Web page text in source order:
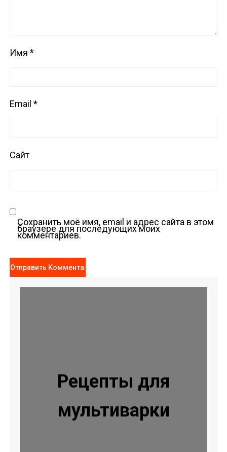
Имя*
Email*
Сайт
Сохранить моё имя, email и адрес сайта в этом
браузере для последующих моих
комментариев.
Рецепты для
мультиварки